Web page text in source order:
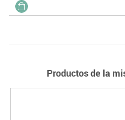
Productos de la